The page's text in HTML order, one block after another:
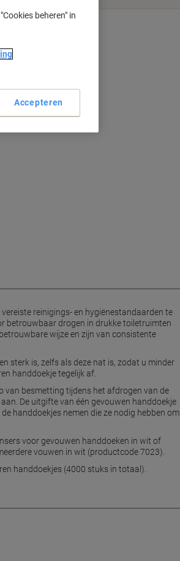
reinigings- en hygiënestandaarden te
betrouwbaar drogen in drukke toiletruimten
wijze en zijn van consistente
sterk is, zelfs als deze nat is, zodat u minder
handdoekje tegelijk af.
van besmetting tijdens het afdrogen van de
De uitgifte van één gevouwen handdoekje
handdoekjes nemen die ze nodig hebben om
voor gevouwen handdoeken in wit of
vouwen in wit (productcode 7023).
handdoekjes (4000 stuks in totaal).
beheren" in
Accepteren